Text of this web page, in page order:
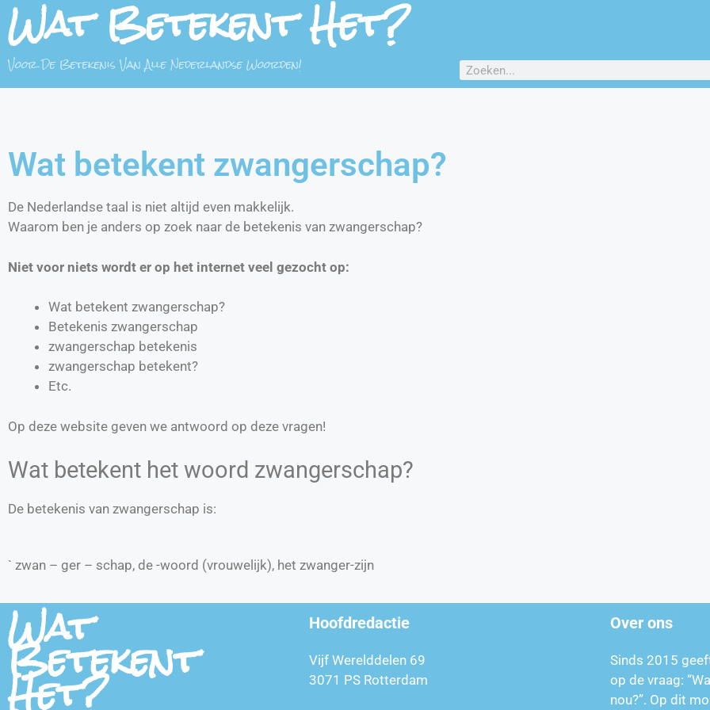
Wat Betekent Het?
Voor De Betekenis Van Alle Nederlandse Woorden!
Wat betekent zwangerschap?
De Nederlandse taal is niet altijd even makkelijk.
Waarom ben je anders op zoek naar de betekenis van zwangerschap?
Niet voor niets wordt er op het internet veel gezocht op:
Wat betekent zwangerschap?
Betekenis zwangerschap
zwangerschap betekenis
zwangerschap betekent?
Etc.
Op deze website geven we antwoord op deze vragen!
Wat betekent het woord zwangerschap?
De betekenis van zwangerschap is:
` zwan – ger – schap, de -woord (vrouwelijk), het zwanger-zijn
Wat
Betekent
Het?
Hoofdredactie
Vijf Werelddelen 69
3071 PS Rotterdam
Over ons
Sinds 2015
op de vraag:
nou?”. Op dit